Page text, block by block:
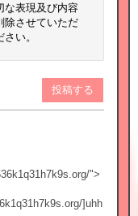
な表現及び内容
除させていただ
い。
投稿する
">
]uhh